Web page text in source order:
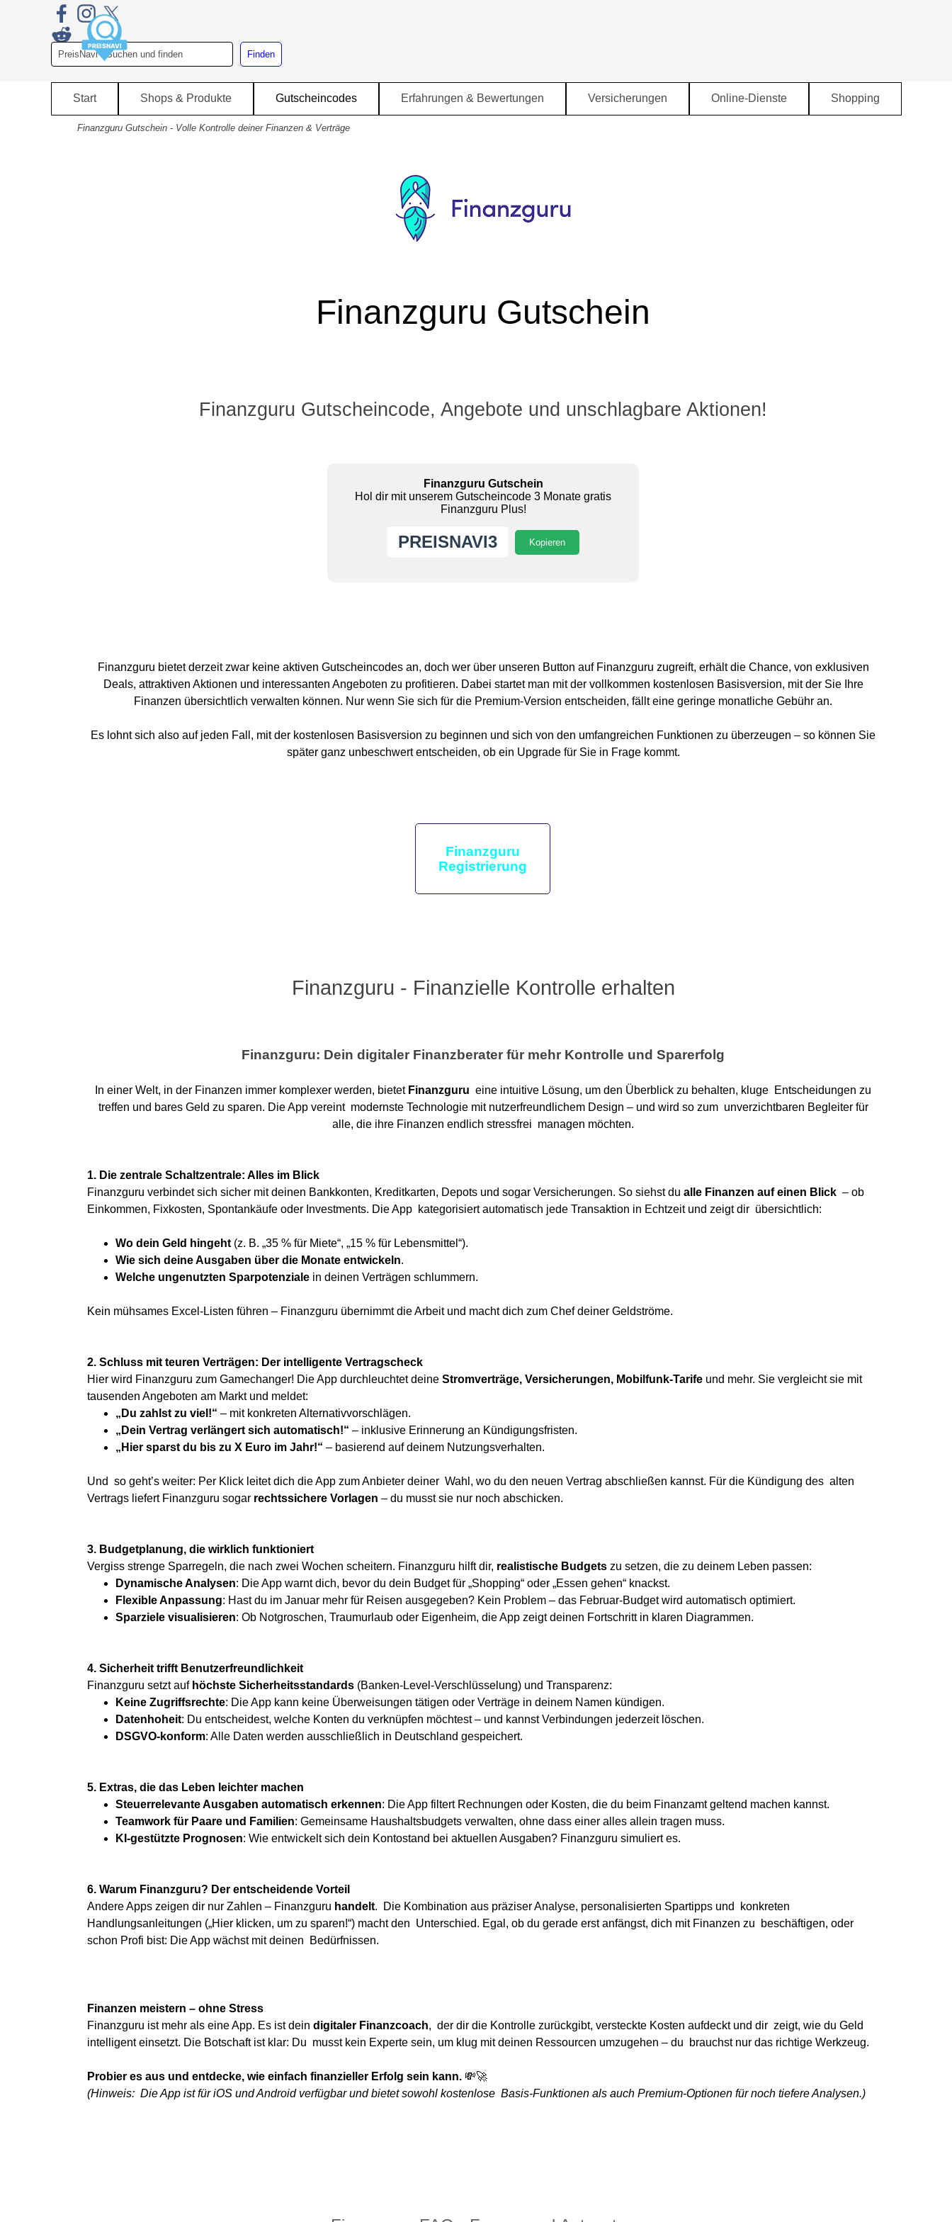
Direkt zum Seiteninhalt
Finden
Start
Shops & Produkte Gutscheincodes ▼Erfahrungen & Bewertungen ▼
Versicherungen ▼Online-Dienste Shopping
Finanzguru Gutschein - Volle Kontrolle deiner Finanzen & Verträge
Finanzguru Gutschein
Finanzguru Gutscheincode, Angebote und unschlagbare Aktionen!
Finanzguru Gutschein
Hol dir mit unserem Gutscheincode 3 Monate gratis
Finanzguru Plus!
PREISNAVI3 Kopieren
Finanzguru bietet derzeit zwar keine aktiven Gutscheincodes an, doch wer über unseren Button auf Finanzguru zugreift, erhält die Chance, von exklusiven
Deals, attraktiven Aktionen und interessanten Angeboten zu profitieren. Dabei startet man mit der vollkommen kostenlosen Basisversion, mit der Sie Ihre
Finanzen übersichtlich verwalten können. Nur wenn Sie sich für die Premium-Version entscheiden, fällt eine geringe monatliche Gebühr an.
Es lohnt sich also auf jeden Fall, mit der kostenlosen Basisversion zu beginnen und sich von den umfangreichen Funktionen zu überzeugen – so können Sie
später ganz unbeschwert entscheiden, ob ein Upgrade für Sie in Frage kommt.
Finanzguru
Registrierung
Finanzguru - Finanzielle Kontrolle erhalten
Finanzguru: Dein digitaler Finanzberater für mehr Kontrolle und Sparerfolg
In einer Welt, in der Finanzen immer komplexer werden, bietet Finanzguru eine intuitive Lösung, um den Überblick zu behalten, kluge Entscheidungen zu
treffen und bares Geld zu sparen. Die App vereint modernste Technologie mit nutzerfreundlichem Design – und wird so zum unverzichtbaren Begleiter für
alle, die ihre Finanzen endlich stressfrei managen möchten.
1. Die zentrale Schaltzentrale: Alles im Blick
Finanzguru verbindet sich sicher mit deinen Bankkonten, Kreditkarten, Depots und sogar Versicherungen. So siehst dualle Finanzen auf einen Blick – ob
Einkommen, Fixkosten, Spontankäufe oder Investments. Die App kategorisiert automatisch jede Transaktion in Echtzeit und zeigt dir übersichtlich:
Wo dein Geld hingeht (z. B. „35 % für Miete“, „15 % für Lebensmittel“).
Wie sich deine Ausgaben über die Monate entwickeln.
Welche ungenutzten Sparpotenziale in deinen Verträgen schlummern.
Kein mühsames Excel-Listen führen – Finanzguru übernimmt die Arbeit und macht dich zum Chef deiner Geldströme.
2. Schluss mit teuren Verträgen: Der intelligente Vertragscheck
Hier wird Finanzguru zum Gamechanger! Die App durchleuchtet deineStromverträge, Versicherungen, Mobilfunk-Tarife und mehr. Sie vergleicht sie mit
tausenden Angeboten am Markt und meldet:
„Du zahlst zu viel!“ – mit konkreten Alternativvorschlägen.
„Dein Vertrag verlängert sich automatisch!“ – inklusive Erinnerung an Kündigungsfristen.
„Hier sparst du bis zu X Euro im Jahr!“ – basierend auf deinem Nutzungsverhalten.
Und so geht’s weiter: Per Klick leitet dich die App zum Anbieter deiner Wahl, wo du den neuen Vertrag abschließen kannst. Für die Kündigung des alten
Vertrags liefert Finanzguru sogar rechtssichere Vorlagen – du musst sie nur noch abschicken.
3. Budgetplanung, die wirklich funktioniert
Vergiss strenge Sparregeln, die nach zwei Wochen scheitern. Finanzguru hilft dir, realistische Budgets zu setzen, die zu deinem Leben passen:
Dynamische Analysen: Die App warnt dich, bevor du dein Budget für „Shopping“ oder „Essen gehen“ knackst.
Flexible Anpassung: Hast du im Januar mehr für Reisen ausgegeben? Kein Problem – das Februar-Budget wird automatisch optimiert.
Sparziele visualisieren: Ob Notgroschen, Traumurlaub oder Eigenheim, die App zeigt deinen Fortschritt in klaren Diagrammen.
4. Sicherheit trifft Benutzerfreundlichkeit
Finanzguru setzt auf höchste Sicherheitsstandards (Banken-Level-Verschlüsselung) und Transparenz:
Keine Zugriffsrechte: Die App kann keine Überweisungen tätigen oder Verträge in deinem Namen kündigen.
Datenhoheit: Du entscheidest, welche Konten du verknüpfen möchtest – und kannst Verbindungen jederzeit löschen.
DSGVO-konform: Alle Daten werden ausschließlich in Deutschland gespeichert.
5. Extras, die das Leben leichter machen
Steuerrelevante Ausgaben automatisch erkennen: Die App filtert Rechnungen oder Kosten, die du beim Finanzamt geltend machen kannst.
Teamwork für Paare und Familien: Gemeinsame Haushaltsbudgets verwalten, ohne dass einer alles allein tragen muss.
KI-gestützte Prognosen: Wie entwickelt sich dein Kontostand bei aktuellen Ausgaben? Finanzguru simuliert es.
6. Warum Finanzguru? Der entscheidende Vorteil
Andere Apps zeigen dir nur Zahlen – Finanzguru handelt. Die Kombination aus präziser Analyse, personalisierten Spartipps und konkreten
Handlungsanleitungen („Hier klicken, um zu sparen!“) macht den Unterschied. Egal, ob du gerade erst anfängst, dich mit Finanzen zu beschäftigen, oder
schon Profi bist: Die App wächst mit deinen Bedürfnissen.
Finanzen meistern – ohne Stress
Finanzguru ist mehr als eine App. Es ist deindigitaler Finanzcoach, der dir die Kontrolle zurückgibt, versteckte Kosten aufdeckt und dir zeigt, wie du Geld
intelligent einsetzt. Die Botschaft ist klar: Du musst kein Experte sein, um klug mit deinen Ressourcen umzugehen – du brauchst nur das richtige Werkzeug.
Probier es aus und entdecke, wie einfach finanzieller Erfolg sein kann. 💸🚀
(Hinweis: Die App ist für iOS und Android verfügbar und bietet sowohl kostenlose Basis-Funktionen als auch Premium-Optionen für noch tiefere Analysen.)